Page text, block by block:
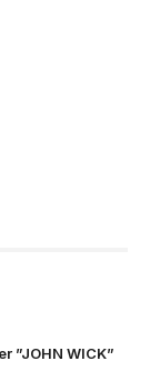
”JOHN WICK”